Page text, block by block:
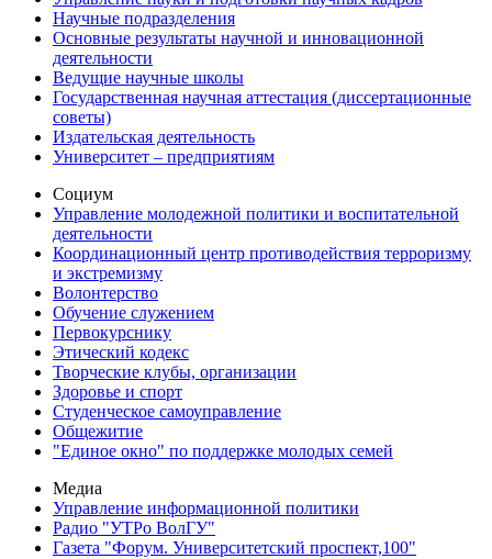
Научные подразделения
Основные результаты научной и инновационной
деятельности
Ведущие научные школы
Государственная научная аттестация (диссертационные
советы)
Издательская деятельность
Университет – предприятиям
Социум
Управление молодежной политики и воспитательной
деятельности
Координационный центр противодействия терроризму
и экстремизму
Волонтерство
Обучение служением
Первокурснику
Этический кодекс
Творческие клубы, организации
Здоровье и спорт
Студенческое самоуправление
Общежитие
"Единое окно" по поддержке молодых семей
Медиа
Управление информационной политики
Радио "УТРо ВолГУ"
Газета "Форум. Университетский проспект,100"